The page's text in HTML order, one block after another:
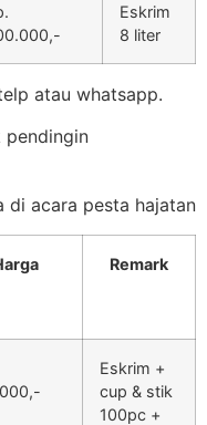
Eskrim
8 liter
atau whatsapp.
di acara pesta hajatan
Remark
Eskrim +
cup & stik
100pc +